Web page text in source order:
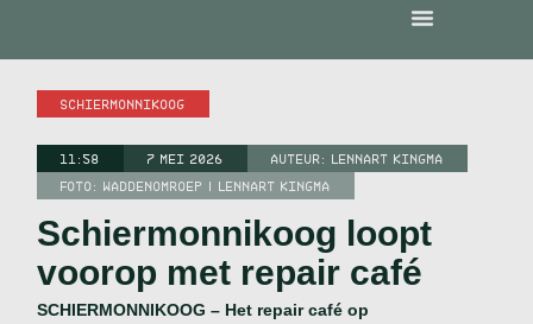
SCHIERMONNIKOOG
11:58 7 MEI 2026 AUTEUR:LENNART KINGMA
FOTO: WADDENOMROEP | LENNART KINGMA
Schiermonnikoog loopt
voorop met repair café
SCHIERMONNIKOOG – Het repair café op